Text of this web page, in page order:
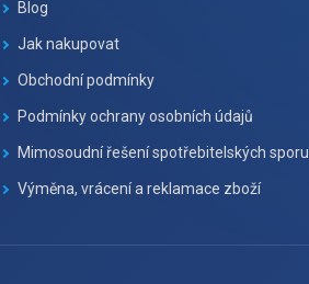
Blog
Jak nakupovat
Obchodní podmínky
Podmínky ochrany osobních údajů
Mimosoudní řešení spotřebitelských sporu
Výměna, vrácení a reklamace zboží